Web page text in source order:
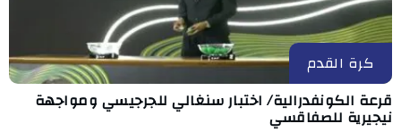
كرة القدم
قرعة الكونفدرالية/ اختبار سنغالي للجرجيسي ومواجهة
نيجيرية للصفاقسي